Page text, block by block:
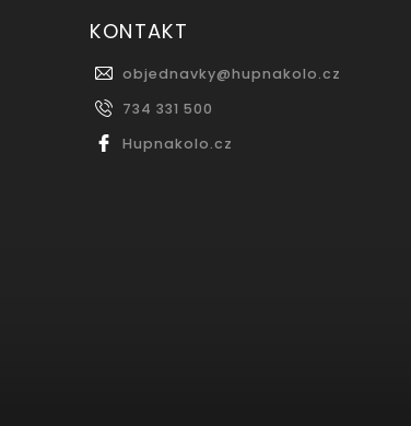
KONTAKT
objednavky@hupnakolo.cz
734 331 500
Hupnakolo.cz